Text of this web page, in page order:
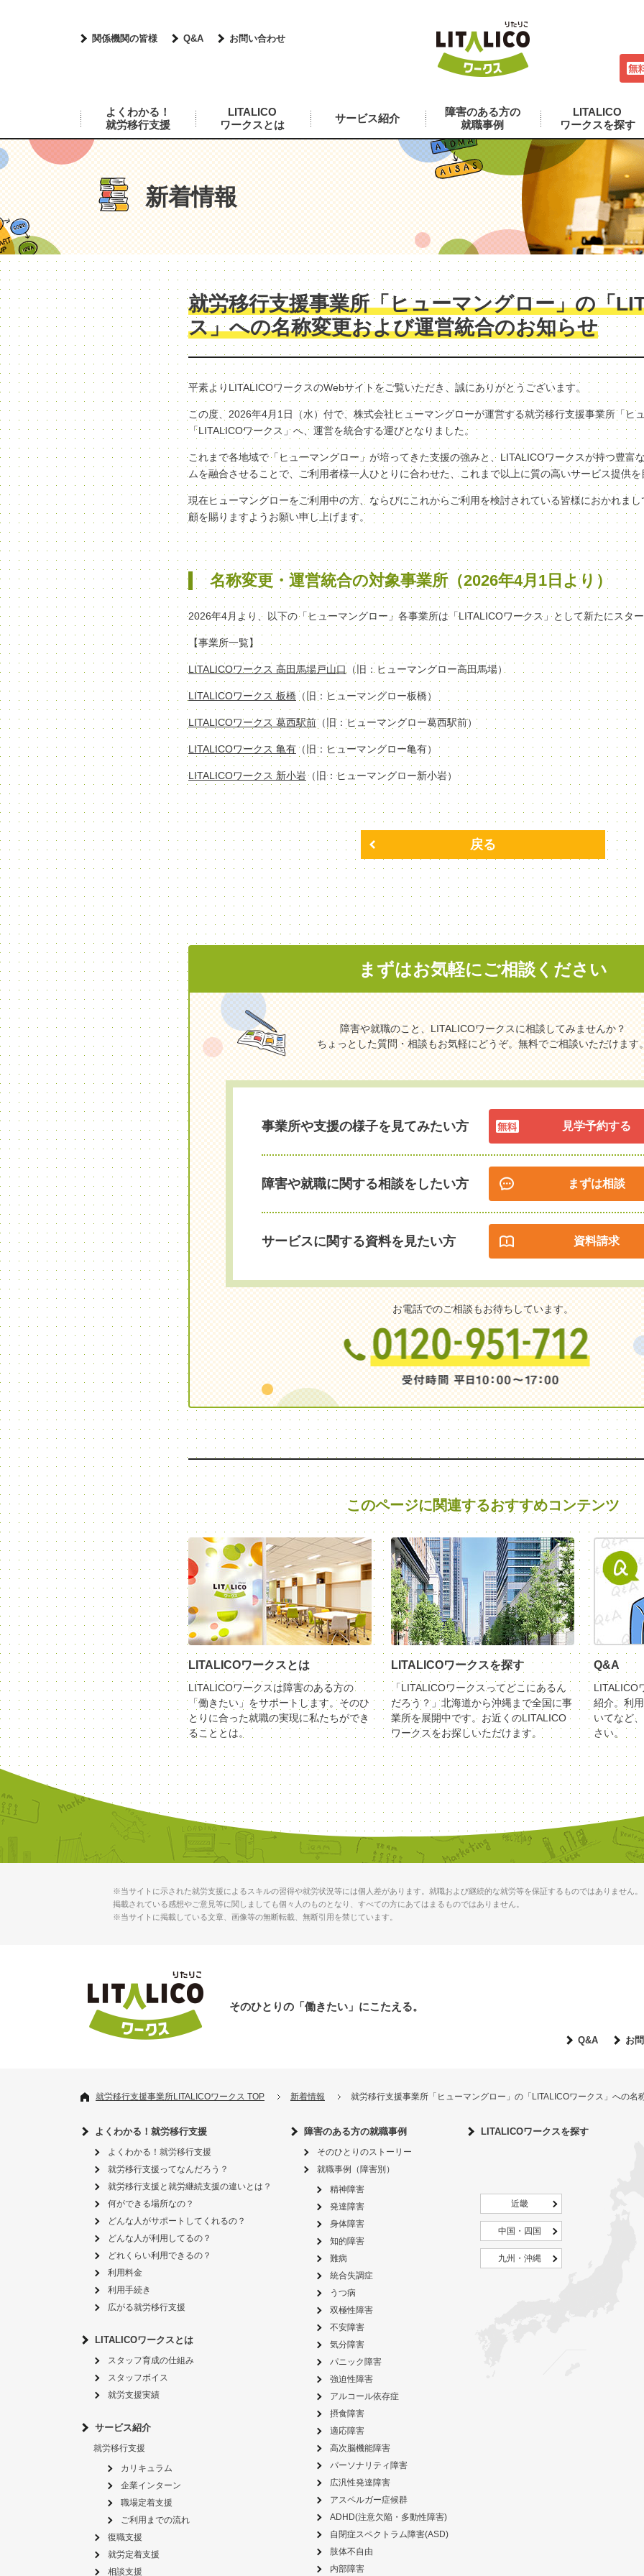
関係機関の皆様 Q&A お問い合わせ
よくわかる！
就労移行支援
LITALICO
ワークスとは
サービス紹介
障害のある方の
就職事例
LITALICO
ワークスを探す
新着情報
就労移行支援事業所「ヒューマングロー」の「
ス」への名称変更および運営統合のお知らせ
平素よりLITALICOワークスのWebサイトをご覧いただき、誠にありがとうございます。
この度、2026年4月1日（水）付で、株式会社ヒューマングローが運営する就労移行支援事業所「ヒ
「LITALICOワークス」へ、運営を統合する運びとなりました。
これまで各地域で「ヒューマングロー」が培ってきた支援の強みと、LITALICOワークスが持つ豊富
ムを融合させることで、ご利用者様一人ひとりに合わせた、これまで以上に質の高いサービス提供
現在ヒューマングローをご利用中の方、ならびにこれからご利用を検討されている皆様におかれま
顧を賜りますようお願い申し上げます。
名称変更・運営統合の対象事業所（2026年4月1日より）
2026年4月より、以下の「ヒューマングロー」各事業所は「LITALICOワークス」として新たにスタ
【事業所一覧】
LITALICOワークス 高田馬場戸山口 （旧：ヒューマングロー高田馬場）
LITALICOワークス 板橋 （旧：ヒューマングロー板橋）
LITALICOワークス 葛西駅前（旧：ヒューマングロー葛西駅前）
LITALICOワークス 亀有 （旧：ヒューマングロー亀有）
LITALICOワークス 新小岩（旧：ヒューマングロー新小岩）
戻る
まずはお気軽にご相談ください
障害や就職のこと、LITALICOワークスに相談してみませんか？
ちょっとした質問・相談もお気軽にどうぞ。無料でご相談いただけます
事業所や支援の様子を見てみたい方 見学予約する
障害や就職に関する相談をしたい方 まずは相談
サービスに関する資料を見たい方 資料請求
お電話でのご相談もお待ちしています。
このページに関連するおすすめコンテンツ
LITALICOワークスとは
LITALICOワークスは障害のある方の
「働きたい」をサポートします。そのひ
とりに合った就職の実現に私たちができ
ることとは。
LITALICOワークスを探す
「LITALICOワークスってどこにあるん
だろう？」北海道から沖縄まで全国に事
業所を展開中です。お近くのLITALICO
ワークスをお探しいただけます。
Q&A
LITALICO
紹介。利
いてなど
さい。
※当サイトに示された就労支援によるスキルの習得や就労状況等には個人差があります。就職および継続的な就労等を保証するものではありません。
掲載されている感想やご意見等に関しましても個々人のものとなり、すべての方にあてはまるものではありません。
※当サイトに掲載している文章、画像等の無断転載、無断引用を禁じています。
そのひとりの「働きたい」にこたえる。
Q&A お
就労移行支援事業所LITALICOワークス TOP 新着情報 就労移行支援事業所「ヒューマングロー」の「LITALICOワークス」への名
よくわかる！就労移行支援
よくわかる！就労移行支援
就労移行支援ってなんだろう？
就労移行支援と就労継続支援の違いとは？
何ができる場所なの？
どんな人がサポートしてくれるの？
どんな人が利用してるの？
どれくらい利用できるの？
利用料金
利用手続き
広がる就労移行支援
LITALICOワークスとは
スタッフ育成の仕組み
スタッフボイス
就労支援実績
サービス紹介
就労移行支援
カリキュラム
企業インターン
職場定着支援
ご利用までの流れ
復職支援
就労定着支援
相談支援
障害のある方の就職事例
そのひとりのストーリー
就職事例（障害別）
精神障害
発達障害
身体障害
知的障害
難病
統合失調症
うつ病
双極性障害
不安障害
気分障害
パニック障害
強迫性障害
アルコール依存症
摂食障害
適応障害
高次脳機能障害
パーソナリティ障害
広汎性発達障害
アスペルガー症候群
ADHD(注意欠陥・多動性障害)
自閉症スペクトラム障害(ASD)
肢体不自由
内部障害
LITALICOワークスを探す
近畿
中国・四国
九州・沖縄